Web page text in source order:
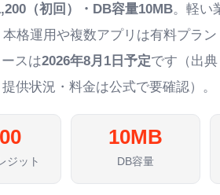
（初回）・DB容量10MB。軽い
格運用や複数アプリは有料プラン
スは2026年8月1日予定です（出
供状況・料金は公式で要確認）。
ジット
10MB
DB容量